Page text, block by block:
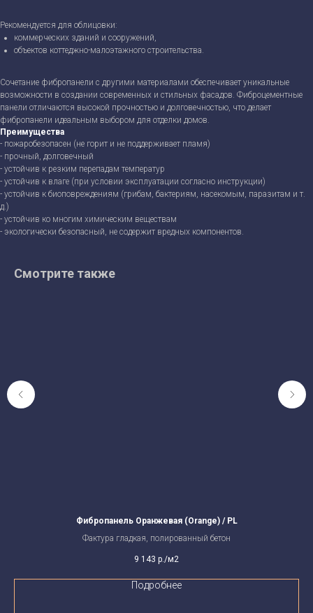
Рекомендуется для облицовки:
коммерческих зданий и сооружений,
объектов коттеджно-малоэтажного строительства.
Сочетание фибропанели с другими материалами обеспечивает уникальные
возможности в создании современных и стильных фасадов. Фиброцементные
панели отличаются высокой прочностью и долговечностью, что делает
фибропанели идеальным выбором для отделки домов.
Преимущества
- пожаробезопасен (не горит и не поддерживает пламя)
- прочный, долговечный
- устойчив к резким перепадам температур
- устойчив к влаге (при условии эксплуатации согласно инструкции)
- устойчив к биоповреждениям (грибам, бактериям, насекомым, паразитам и т.
д.)
- устойчив ко многим химическим веществам
- экологически безопасный, не содержит вредных компонентов.
Смотрите также
Фибропанель Оранжевая (Orange) / PL
Фактура гладкая, полированный бетон
9 143 р./м2
Подробнее